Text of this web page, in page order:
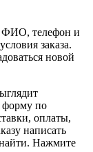
ФИО, телефон и
заказа.
новой
форму по
оплаты,
написать
Нажмите